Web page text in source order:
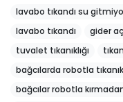
lavabo tıkandı su
lavabo tıkandı
gider
tuvalet tıkanıklığı
bağcılarda robotla
bağcılar robotla